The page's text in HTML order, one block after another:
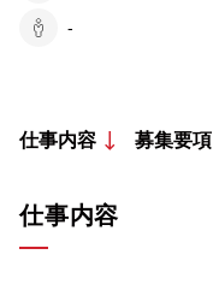
-
仕事内容 募集要項
仕事内容